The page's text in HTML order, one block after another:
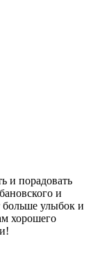
и порадовать
и
больше улыбок и
хорошего